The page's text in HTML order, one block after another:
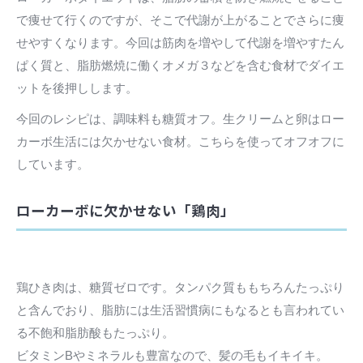
で痩せて行くのですが、そこで代謝が上がることでさらに痩
せやすくなります。今回は筋肉を増やして代謝を増やすたん
ぱく質と、脂肪燃焼に働くオメガ３などを含む食材でダイエ
ットを後押しします。
今回のレシピは、調味料も糖質オフ。生クリームと卵はロー
カーボ生活には欠かせない食材。こちらを使ってオフオフに
しています。
ローカーボに欠かせない「鶏肉」
鶏ひき肉は、糖質ゼロです。タンパク質ももちろんたっぷり
と含んでおり、脂肪には生活習慣病にもなるとも言われてい
る不飽和脂肪酸もたっぷり。
ビタミンBやミネラルも豊富なので、髪の毛もイキイキ。